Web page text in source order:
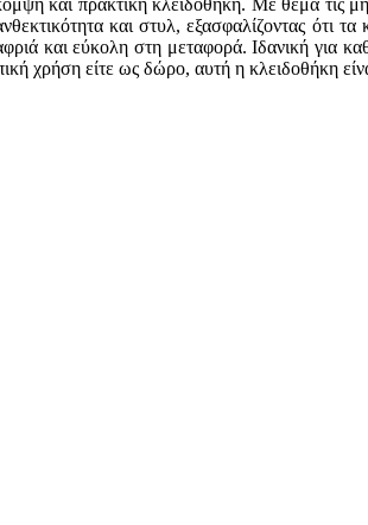
και πρακτική κλειδοθήκη. Με θέμα τις
και στυλ, εξασφαλίζοντας ότι
και εύκολη στη μεταφορά. Ιδανική για
χρήση είτε ως δώρο, αυτή η κλειδοθήκη